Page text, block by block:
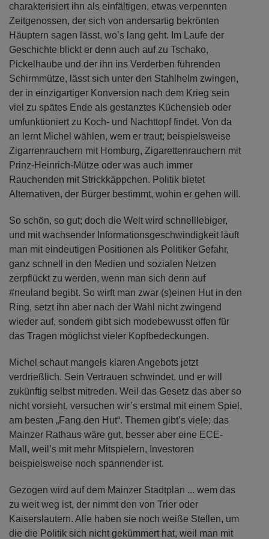
charakterisiert ihn als einfältigen, etwas verpennten
Zeitgenossen, der sich von andersartig bekrönten
Häuptern sagen lässt, wo’s lang geht. Im Laufe der
Geschichte blickt er denn auch auf zu Tschako,
Pickelhaube und der ihn ins Verderben führenden
Schirmmütze, lässt sich unter den Stahlhelm zwingen,
der in einzigartiger Konversion nach dem Krieg sein
viel zu spätes Ende als gestanztes Küchensieb oder
umfunktioniert zu Koch- und Nachttopf findet. Von da
an lernt Michel wählen, wem er traut; beispielsweise
Zigarrenrauchern mit Homburg, Zigarettenrauchern mit
Prinz-Heinrich-Mütze oder was auch immer
Rauchenden mit Strickkäppchen. Politik bietet
Alternativen, der Bürger bestimmt, wohin er gehen will.
So schön, so gut; doch die Welt wird schnelllebiger,
und mit wachsender Informationsgeschwindigkeit läuft
man mit eindeutigen Positionen als Politiker Gefahr,
ganz schnell in den Medien und sozialen Netzen
zerpflückt zu werden, wenn man sich denn auf
#neuland begibt. So wirft man zwar (s)einen Hut in den
Ring, setzt ihn aber nach der Wahl nicht zwingend
wieder auf, sondern gibt sich modebewusst offen für
das Tragen möglichst vieler Kopfbedeckungen.
Michel schaut mangels klaren Angebots jetzt
verdrießlich. Sein Vertrauen schwindet, und er will
zukünftig selbst mitreden. Weil das Gesetz das aber so
nicht vorsieht, versuchen wir’s erstmal mit einem Spiel,
am besten „Fang den Hut“. Themen gibt’s viele; das
Mainzer Rathaus wäre gut, besser aber eine ECE-
Mall, weil’s mit mehr Mitspielern, Investoren
beispielsweise noch spannender ist.
Gezogen wird auf dem Mainzer Stadtplan ... wem das
zu weit weg ist, der nimmt den von Trier oder
Kaiserslautern. Alle haben sie noch weiße Stellen, um
die die Politik sich nicht gekümmert hat, weil man mit